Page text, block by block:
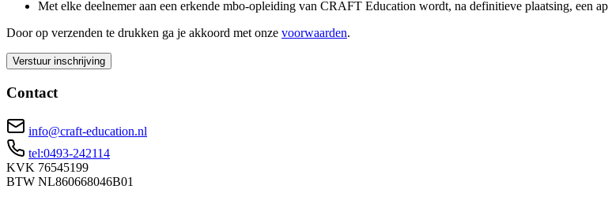
Met elke deelnemer aan een erkende mbo-opleiding van CRAFT Education wordt, na definitieve plaatsing, een
Door op verzenden te drukken ga je akkoord met onze voorwaarden.
Verstuur inschrijving
Contact
info@craft-education.nl
tel:0493-242114
KVK 76545199
BTW NL860668046B01